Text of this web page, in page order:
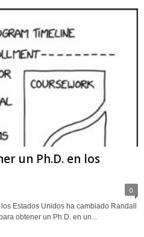
un Ph.D. en los
0
Estados Unidos ha cambiado Randall
obtener un Ph.D. en un...